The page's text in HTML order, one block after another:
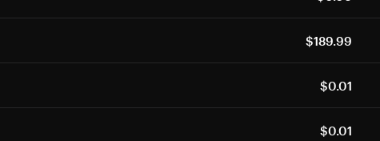
$189.99
$0.01
$0.01